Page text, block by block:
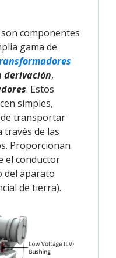
son componentes
gama de
derivación,
. Estos
simples,
transportar
de las
Proporcionan
el conductor
del aparato
de tierra).